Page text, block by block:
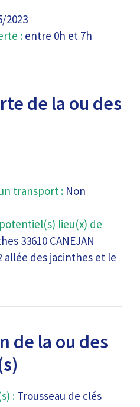
2023
: entre 0h et 7h
de la ou des
transport : Non
lieu(x) de
33610 CANEJAN
allée des jacinthes et le
de la ou des
: Trousseau de clés